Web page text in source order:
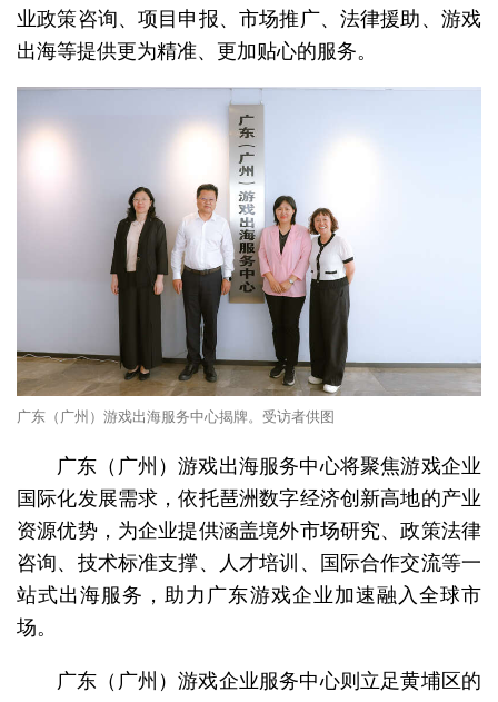
业政策咨询、项目申报、市场推广、法律援助、游戏
出海等提供更为精准、更加贴心的服务。
广东（广州）游戏出海服务中心揭牌。受访者供图
广东（广州）游戏出海服务中心将聚焦游戏企业
国际化发展需求，依托琶洲数字经济创新高地的产业
资源优势，为企业提供涵盖境外市场研究、政策法律
咨询、技术标准支撑、人才培训、国际合作交流等一
站式出海服务，助力广东游戏企业加速融入全球市
场。
广东（广州）游戏企业服务中心则立足黄埔区的